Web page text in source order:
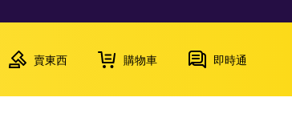
賣東西 購物車 即時通